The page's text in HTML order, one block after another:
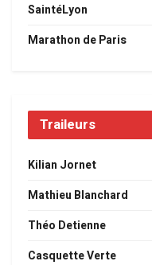
SaintéLyon
Marathon de Paris
Traileurs
Kilian Jornet
Mathieu Blanchard
Théo Detienne
Casquette Verte